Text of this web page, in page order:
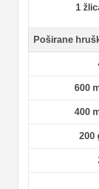
1
Poširane
600
400
200